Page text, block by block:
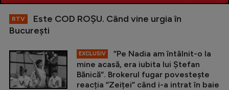
RTV
Este COD ROŞU. Când vine urgia în
Bucureşti
EXCLUSIV
”Pe Nadia am întâlnit-o la
mine acasă, era iubita lui Ștefan
Bănică”. Brokerul fugar povestește
reacția ”Zeiței” când i-a intrat în baie